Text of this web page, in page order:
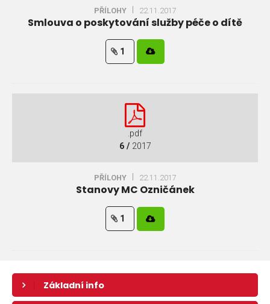
PŘÍLOHY 22.11.2017
Smlouva o poskytování služby péče o dítě
1
.pdf
6 / 2017
PŘÍLOHY 22.11.2017
Stanovy MC Ozničánek
1
Základní info